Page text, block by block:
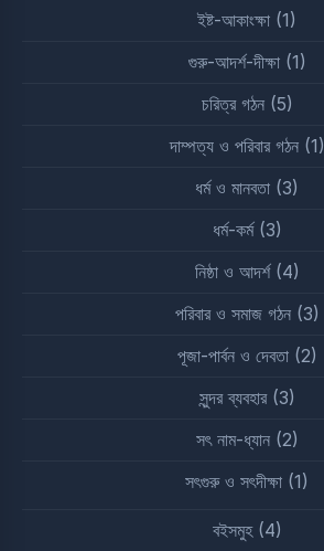
ইষ্ট-আকাংক্ষা (1)
গুরু-আদর্শ-দীক্ষা(1)
চরিত্র গঠন(5)
দাম্পত্য ও পরিবার গঠন(1)
ধর্ম ও মানবতা (3)
ধর্ম-কর্ম(3)
নিষ্ঠা ও আদর্শ(4)
পরিবার ও সমাজ গঠন(3)
পূজা-পার্বন ও দেবতা(2)
সুন্দর ব্যবহার(3)
সৎ নাম-ধ্যান(2)
সৎগুরু ও সৎদীক্ষা (1)
বইসমুহ(4)